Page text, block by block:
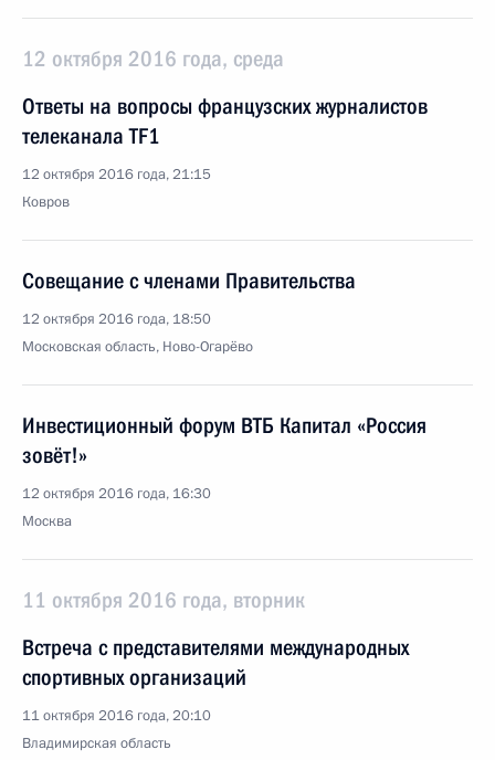
12 октября 2016 года, среда
Ответы на вопросы французских журналистов
телеканала TF1
12 октября 2016 года, 21:15
Ковров
Совещание с членами Правительства
12 октября 2016 года, 18:50
Московская область, Ново-Огарёво
Инвестиционный форум ВТБ Капитал «Россия
зовёт!»
12 октября 2016 года, 16:30
Москва
11 октября 2016 года, вторник
Встреча с представителями международных
спортивных организаций
11 октября 2016 года, 20:10
Владимирская область